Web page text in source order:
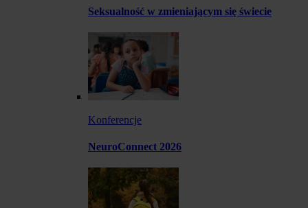
Seksualność w zmieniającym się świecie
Konferencje
NeuroConnect 2026